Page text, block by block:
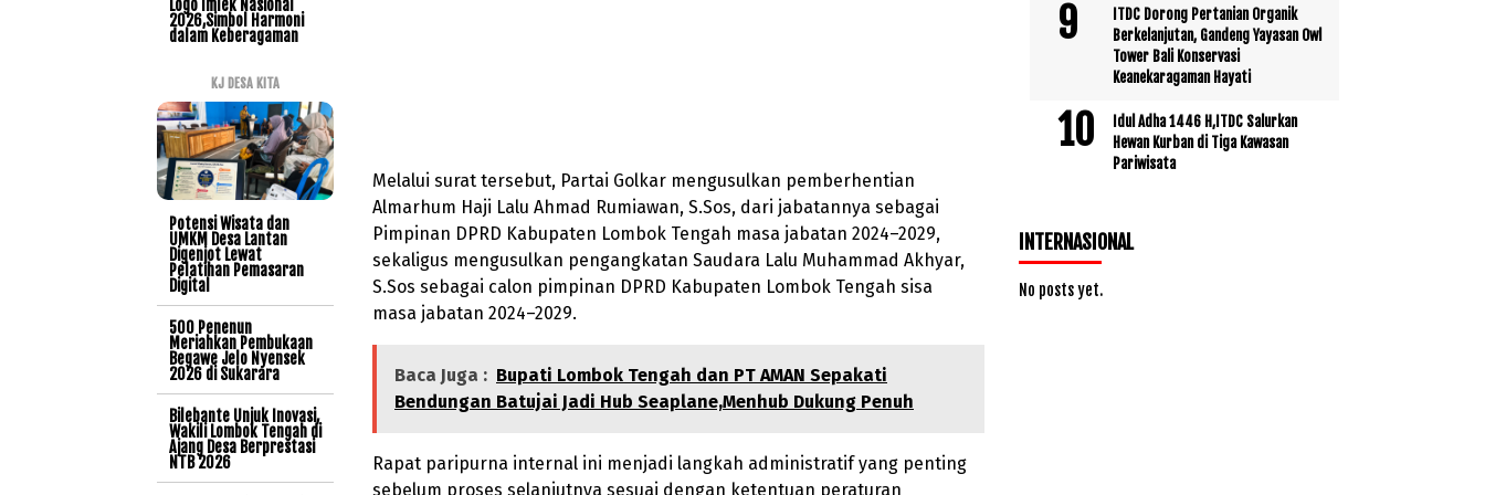
Melalui surat tersebut, Partai Golkar mengusulkan pemberhentian
Almarhum Haji Lalu Ahmad Rumiawan, S.Sos, dari jabatannya sebagai
Pimpinan DPRD Kabupaten Lombok Tengah masa jabatan 2024–2029,
sekaligus mengusulkan pengangkatan Saudara Lalu Muhammad Akhyar,
S.Sos sebagai calon pimpinan DPRD Kabupaten Lombok Tengah sisa
masa jabatan 2024–2029.
Baca Juga : Bupati Lombok Tengah dan PT AMAN Sepakati
Bendungan Batujai Jadi Hub Seaplane,Menhub Dukung Penuh
Rapat paripurna internal ini menjadi langkah administratif yang penting
sebelum proses selanjutnya sesuai dengan ketentuan peraturan
Logo Imlek Nasional
2026,Simbol Harmoni
dalam Keberagaman
KJ DESA KITA
Potensi Wisata dan
UMKM Desa Lantan
Digenjot Lewat
Pelatihan Pemasaran
Digital
500 Penenun
Meriahkan Pembukaan
Begawe Jelo Nyensek
2026 di Sukarara
Bilebante Unjuk Inovasi,
Wakili Lombok Tengah di
Ajang Desa Berprestasi
NTB 2026
ITDC Dorong Pertanian Organik
Berkelanjutan, Gandeng Yayasan Owl
Tower Bali Konservasi
Keanekaragaman Hayati
Idul Adha 1446 H,ITDC Salurkan
Hewan Kurban di Tiga Kawasan
Pariwisata
INTERNASIONAL
No posts yet.